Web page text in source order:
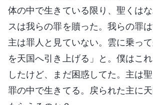
体の中で生きている限り、聖くは
スは我らの罪を贖った。我らの罪は
主は罪人と見ていない。雲に乗っ
を天国へ引き上げる」と。僕はこ
したけど、まだ困惑してた。主は
罪の中で生きてる。戻られた主に